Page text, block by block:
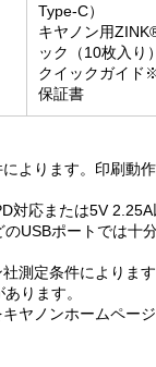
Type-C）
キヤノン用
ック（10枚入り）
クイックガイド
保証書
よります。印刷動
対応または5V
USBポートでは十
測定条件によりま
ります。
ヤノンホームペー